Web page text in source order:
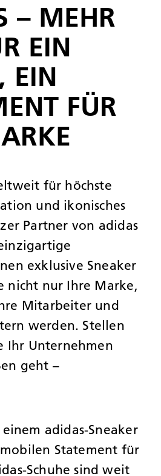
– MEHR
EIN
EIN
FÜR
für höchste
und ikonisches
Partner von adidas
exklusive Sneaker
nicht nur Ihre Marke,
Mitarbeiter und
werden. Stellen
Ihr Unternehmen
geht –
adidas-Sneaker
Statement für
Schuhe sind weit